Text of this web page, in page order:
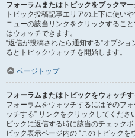
フォーラムまたはトピックをブックマ
トピック投稿記事エリアの上下に使い
ニューの該当リンクをクリックするこ
はウォッチできます。
“返信が投稿されたら通知する”オプシ
るとトピックウォッチを開始します。
ページトップ
フォーラムまたはトピックをウォッチす
フォーラムをウォッチするにはそのフ
ッチする” リンクをクリックしてくだ
ピックに返信する時に該当のチェック
ピック表示ページ内の “このトピックを